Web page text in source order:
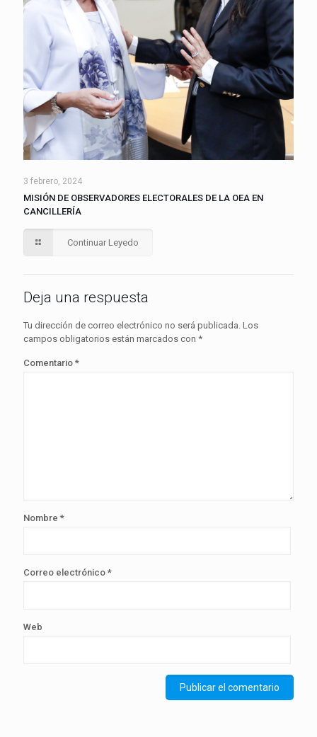
3 febrero, 2024
MISIÓN DE OBSERVADORES ELECTORALES DE LA OEA EN
CANCILLERÍA
Continuar Leyedo
Deja una respuesta
Tu dirección de correo electrónico no será publicada. Los
campos obligatorios están marcados con *
Comentario *
Nombre *
Correo electrónico *
Web